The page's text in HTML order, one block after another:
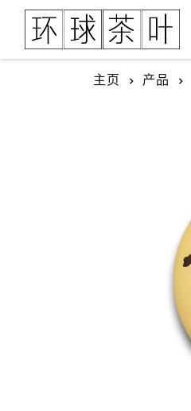
主页 产品